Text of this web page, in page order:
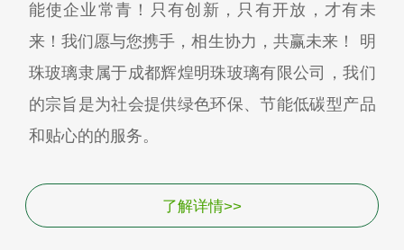
能使企业常青！只有创新，只有开放，才有未
来！我们愿与您携手，相生协力，共赢未来！ 明
珠玻璃隶属于成都辉煌明珠玻璃有限公司，我们
的宗旨是为社会提供绿色环保、节能低碳型产品
和贴心的的服务。
了解详情>>